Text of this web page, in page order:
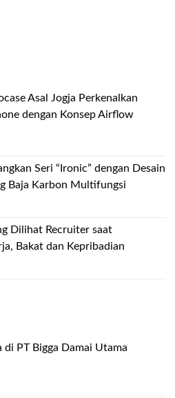
Asal Jogja Perkenalkan
dengan Konsep Airflow
Seri “Ironic” dengan Desain
Baja Karbon Multifungsi
Dilihat Recruiter saat
Bakat dan Kepribadian
di PT Bigga Damai Utama